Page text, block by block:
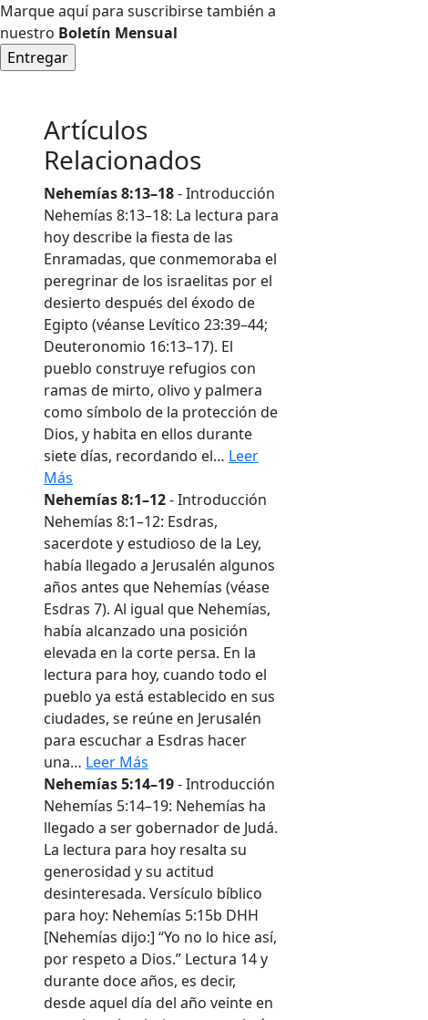
Marque aquí para suscribirse también a
nuestro Boletín Mensual
Artículos
Relacionados
Nehemías 8:13–18- Introducción
Nehemías 8:13–18: La lectura para
hoy describe la fiesta de las
Enramadas, que conmemoraba el
peregrinar de los israelitas por el
desierto después del éxodo de
Egipto (véanse Levítico 23:39–44;
Deuteronomio 16:13–17). El
pueblo construye refugios con
ramas de mirto, olivo y palmera
como símbolo de la protección de
Dios, y habita en ellos durante
siete días, recordando el… Leer
Más
Nehemías 8:1–12- Introducción
Nehemías 8:1–12: Esdras,
sacerdote y estudioso de la Ley,
había llegado a Jerusalén algunos
años antes que Nehemías (véase
Esdras 7). Al igual que Nehemías,
había alcanzado una posición
elevada en la corte persa. En la
lectura para hoy, cuando todo el
pueblo ya está establecido en sus
ciudades, se reúne en Jerusalén
para escuchar a Esdras hacer
una… Leer Más
Nehemías 5:14–19- Introducción
Nehemías 5:14–19: Nehemías ha
llegado a ser gobernador de Judá.
La lectura para hoy resalta su
generosidad y su actitud
desinteresada. Versículo bíblico
para hoy: Nehemías 5:15b DHH
[Nehemías dijo:] “Yo no lo hice así,
por respeto a Dios.” Lectura 14 y
durante doce años, es decir,
desde aquel día del año veinte en